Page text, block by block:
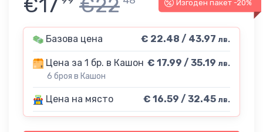
Изгоден пакет -20%
€17 €22
Базова цена € 22.48 / 43.97 лв.
Цена за 1 бр. в Кашон
6 броя в Кашон
€ 17.99 / 35.19 лв.
Цена на място € 16.59 / 32.45 лв.